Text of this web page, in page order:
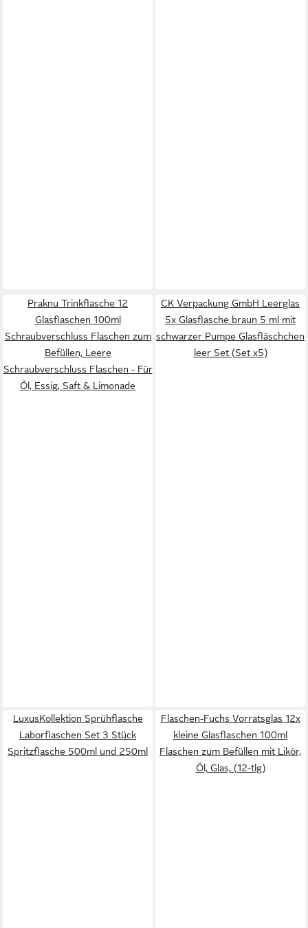
Praknu Trinkflasche 12
Glasflaschen 100ml
Schraubverschluss Flaschen zum
Befüllen, Leere
Schraubverschluss Flaschen - Für
Öl, Essig, Saft & Limonade
CK Verpackung GmbH Leerglas
5x Glasflasche braun 5 ml mit
schwarzer Pumpe Glasfläschchen
leer Set (Set x5)
LuxusKollektion Sprühflasche
Laborflaschen Set 3 Stück
Spritzflasche 500ml und 250ml
Flaschen-Fuchs Vorratsglas 12x
kleine Glasflaschen 100ml
Flaschen zum Befüllen mit Likör,
Öl, Glas, (12-tlg)